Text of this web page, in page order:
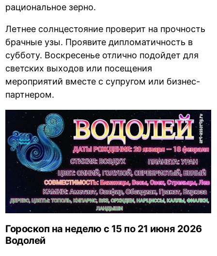
рациональное зерно.
Летнее солнцестояние проверит на прочность
брачные узы. Проявите дипломатичность в
субботу. Воскресенье отлично подойдет для
светских выходов или посещения
мероприятий вместе с супругом или бизнес-
партнером.
Гороскоп на неделю с 15 по 21 июня 2026
Водолей